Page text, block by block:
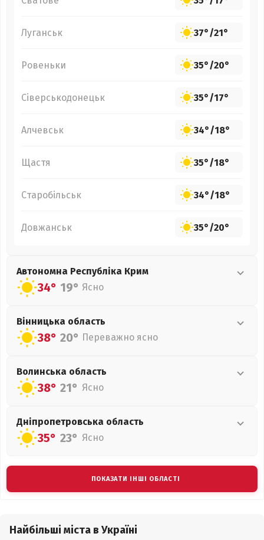
Луганськ 37°/21°
Ровеньки 35°/20°
Сіверськодонецьк 35°/17°
Алчевськ 34°/18°
Щастя 35°/18°
Старобільськ 34°/18°
Довжанськ 35°/20°
Автономна Республіка Крим
34° 19° Ясно
Вінницька область
38° 20° Переважно ясно
Волинська область
38° 21° Ясно
Дніпропетровська область
35° 23° Ясно
ПОКАЗАТИ ІНШІ ОБЛАСТІ
Найбільші міста в Україні